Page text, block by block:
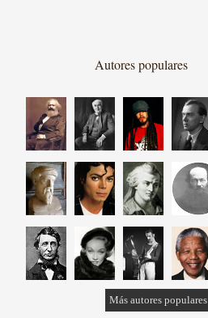
Autores populares
Más autores populares